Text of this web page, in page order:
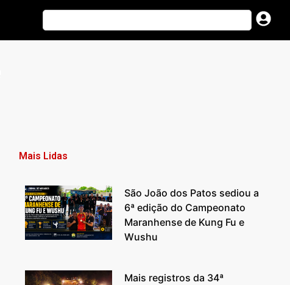
Mais Lidas
São João dos Patos sediou a
6ª edição do Campeonato
Maranhense de Kung Fu e
Wushu
Mais registros da 34ª